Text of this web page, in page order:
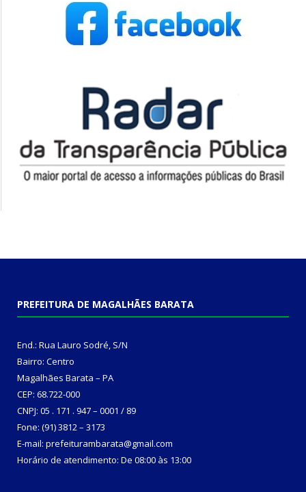
PREFEITURA DE MAGALHÃES BARATA
End.: Rua Lauro Sodré, S/N
Bairro: Centro
Magalhães Barata – PA
CEP: 68.722-000
CNPJ: 05 . 171 . 947 – 0001 / 89
Fone: (91) 3812 – 3173
E-mail: prefeiturambarata@gmail.com
Horário de atendimento: De 08:00 às 13:00